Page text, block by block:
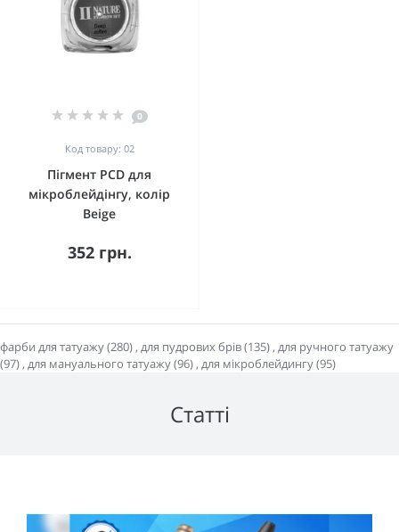
0
Код товару: 02
Пігмент PCD для
мікроблейдінгу, колір
Beige
352 грн.
фарби для татуажу (280) , для пудрових брів (135) , для ручного татуажу
(97) , для мануального татуажу (96) , для мікроблейдингу (95)
Статті